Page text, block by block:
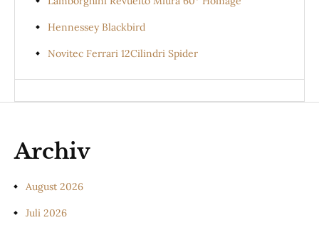
Hennessey Blackbird
Novitec Ferrari 12Cilindri Spider
Archiv
August 2026
Juli 2026